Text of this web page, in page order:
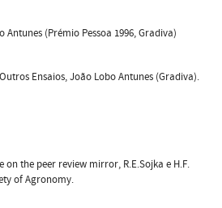
(Prémio Pessoa 1996, Gradiva)
Ensaios, João Lobo Antunes (Gradiva).
the peer review mirror, R.E.Sojka e H.F.
of Agronomy.